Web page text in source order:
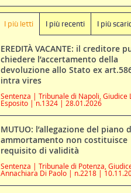
I più letti I più recenti I più
EREDITÀ VACANTE: il creditore
chiedere l’accertamento della
devoluzione allo Stato ex
intra vires
Sentenza | Tribunale di Napoli, Giudice
Esposito | n.1324 | 28.01.2026
MUTUO: l’allegazione del piano
ammortamento non costituisce
requisito di validità
Sentenza | Tribunale di Potenza,
Annachiara Di Paolo | n.2218 |